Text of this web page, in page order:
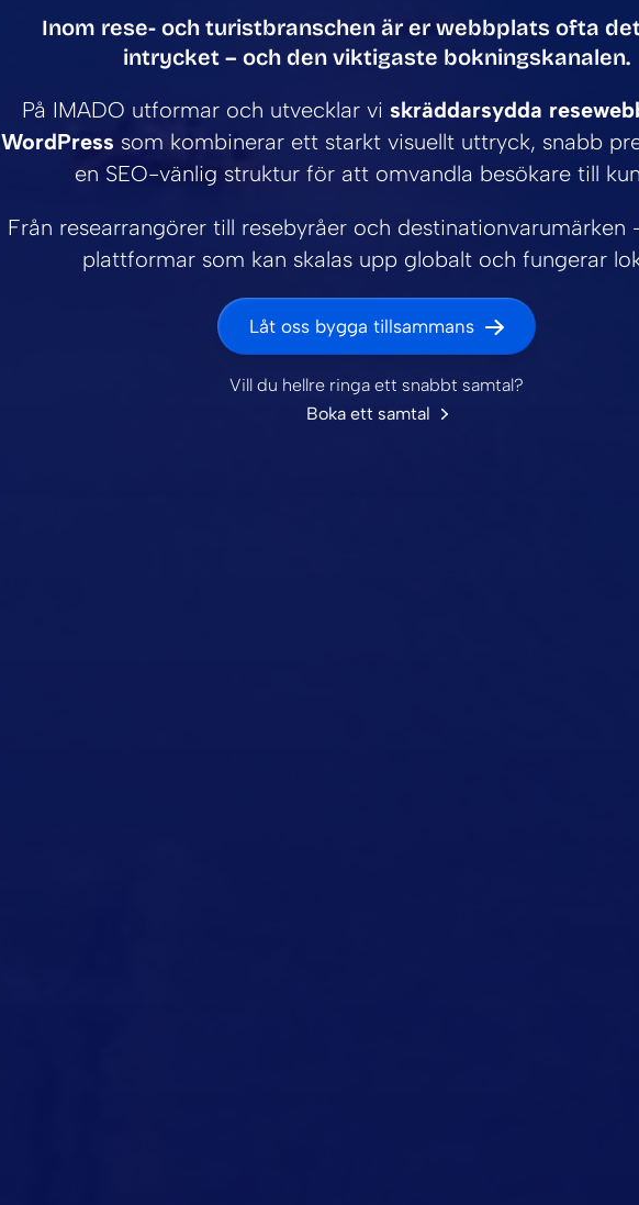
Inom rese- och turistbranschen är er webbplats ofta
intrycket – och den viktigaste bokningskanalen.
På IMADO utformar och utvecklar vi skräddarsydda
WordPress som kombinerar ett starkt visuellt uttryck, snabb
en SEO-vänlig struktur för att omvandla besökare till
Från researrangörer till resebyråer och destinationvarumärken
plattformar som kan skalas upp globalt och fungerar
Låt oss bygga tillsammans
Vill du hellre ringa ett snabbt samtal?
Boka ett samtal